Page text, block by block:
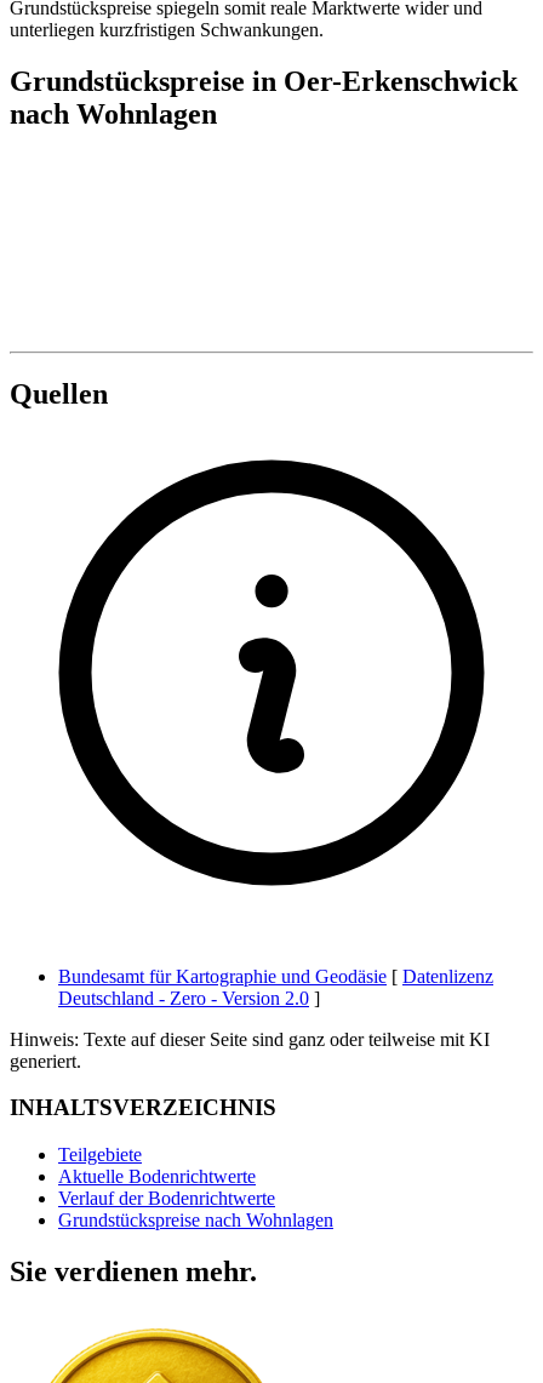
Grundstückspreise spiegeln somit reale Marktwerte wider und
unterliegen kurzfristigen Schwankungen.
Grundstückspreise in Oer-Erkenschwick
nach Wohnlagen
Quellen
Bundesamt für Kartographie und Geodäsie [ Datenlizenz
Deutschland - Zero - Version 2.0 ]
Hinweis: Texte auf dieser Seite sind ganz oder teilweise mit KI
generiert.
INHALTSVERZEICHNIS
Teilgebiete
Aktuelle Bodenrichtwerte
Verlauf der Bodenrichtwerte
Grundstückspreise nach Wohnlagen
Sie verdienen mehr.